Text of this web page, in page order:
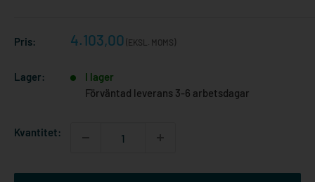
Pris: Reapris
4.103,00 (EKSL. MOMS)
Lager:
I lager
Förväntad leverans 3-6 arbetsdagar
Kvantitet: